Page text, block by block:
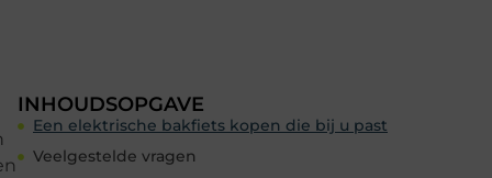
INHOUDSOPGAVE
Een elektrische bakfiets kopen die bij u past
Veelgestelde vragen